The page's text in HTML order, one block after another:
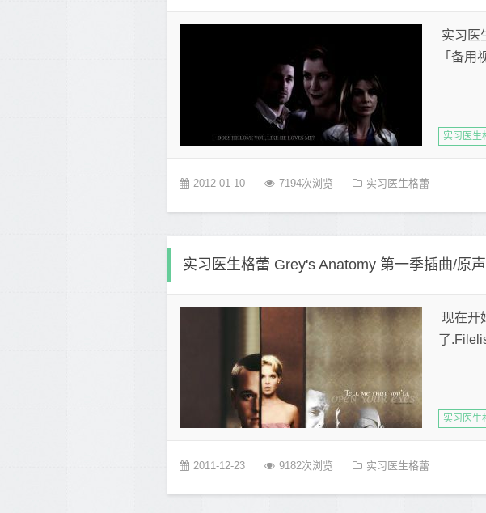
实习医
「备用
实习医生
2012-01-10 7194次浏览 实习医生格蕾
实习医生格蕾 Grey's Anatomy 第一季插曲/原声
现在开
了
实习医生
2011-12-23 9182次浏览 实习医生格蕾